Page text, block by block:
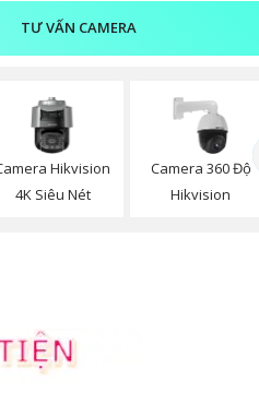
TƯ VẤN CAMERA
Hikvision
4K Siêu Nét
Camera 360 Độ
Hikvision